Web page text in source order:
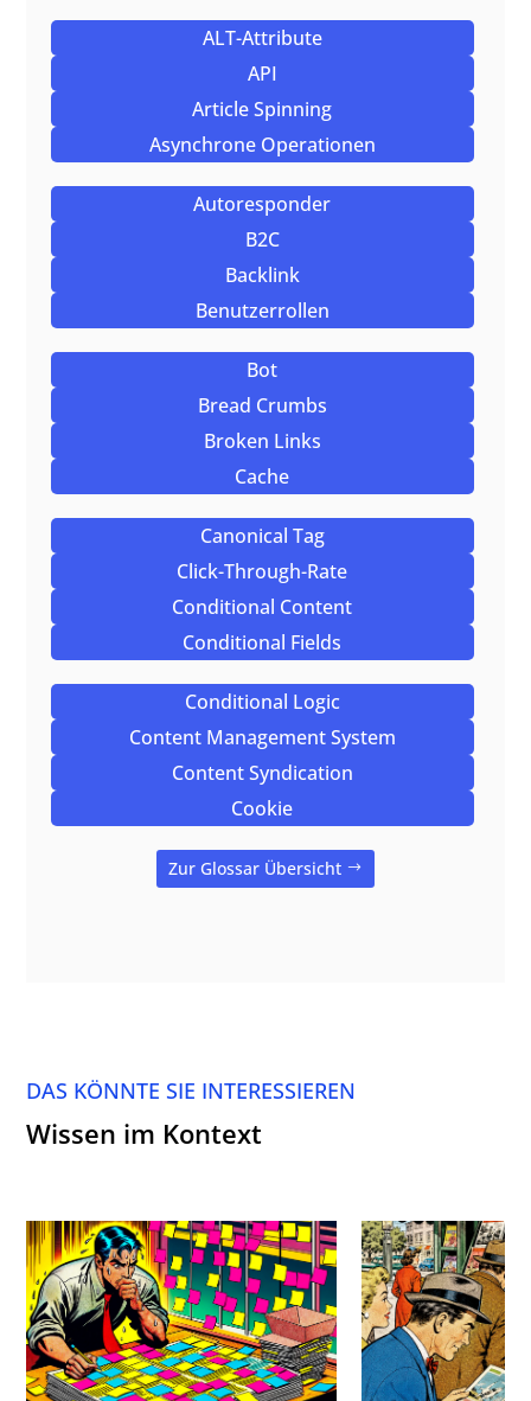
ALT-Attribute
API
Article Spinning
Asynchrone Operationen
Autoresponder
B2C
Backlink
Benutzerrollen
Bot
Bread Crumbs
Broken Links
Cache
Canonical Tag
Click-Through-Rate
Conditional Content
Conditional Fields
Conditional Logic
Content Management System
Content Syndication
Cookie
Zur Glossar Übersicht
DAS KÖNNTE SIE INTERESSIEREN
Wissen im Kontext